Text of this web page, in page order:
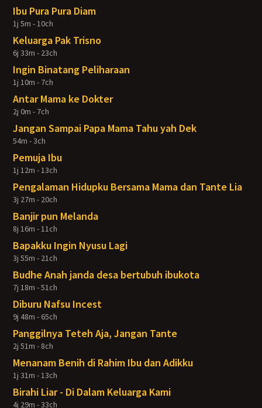
Ibu Pura Pura Diam
1j 5m - 10ch
Keluarga Pak Trisno
6j 33m - 23ch
Ingin Binatang Peliharaan
1j 10m - 7ch
Antar Mama ke Dokter
2j 0m - 7ch
Jangan Sampai Papa Mama Tahu yah Dek
54m - 3ch
Pemuja Ibu
1j 12m - 13ch
Pengalaman Hidupku Bersama Mama dan Tante Lia
3j 27m - 20ch
Banjir pun Melanda
8j 16m - 11ch
Bapakku Ingin Nyusu Lagi
3j 55m - 21ch
Budhe Anah janda desa bertubuh ibukota
7j 18m - 51ch
Diburu Nafsu Incest
9j 48m - 65ch
Panggilnya Teteh Aja, Jangan Tante
2j 51m - 8ch
Menanam Benih di Rahim Ibu dan Adikku
1j 31m - 13ch
Birahi Liar - Di Dalam Keluarga Kami
4j 29m - 33ch